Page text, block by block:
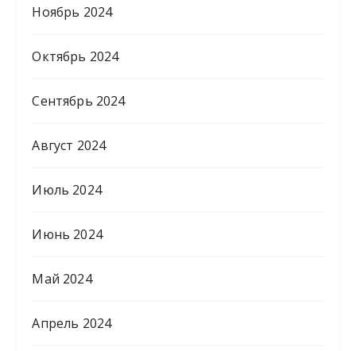
Ноябрь 2024
Октябрь 2024
Сентябрь 2024
Август 2024
Июль 2024
Июнь 2024
Май 2024
Апрель 2024